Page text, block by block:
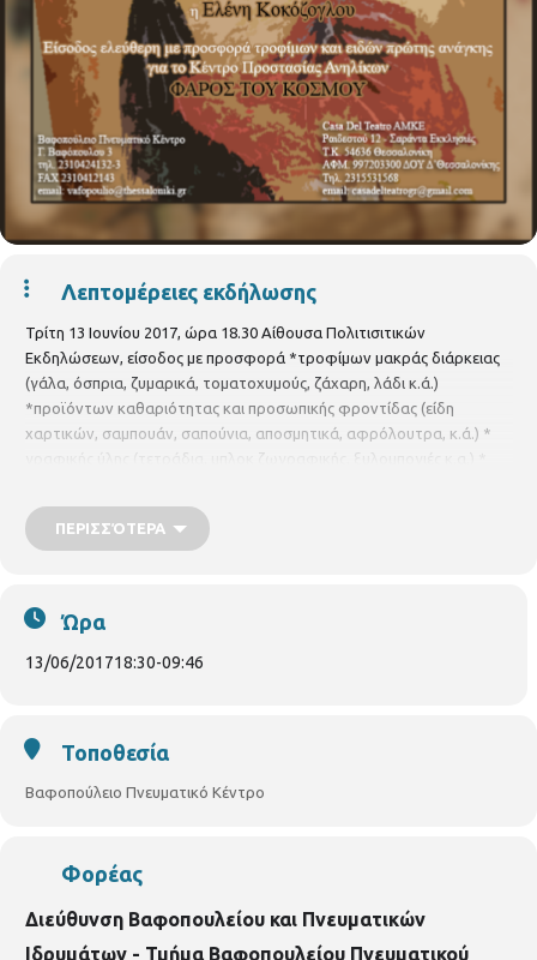
Λεπτομέρειες εκδήλωσης
Τρίτη 13 Ιουνίου 2017, ώρα 18.30 Αίθουσα Πολιτισιτικών
Εκδηλώσεων, είσοδος με προσφορά *τροφίμων μακράς διάρκειας
(γάλα, όσπρια, ζυμαρικά, τοματοχυμούς, ζάχαρη, λάδι κ.ά.)
*προϊόντων καθαριότητας και προσωπικής φροντίδας (είδη
χαρτικών, σαμπουάν, σαπούνια, αποσμητικά, αφρόλουτρα, κ.ά.) *
γραφικής ύλης (τετράδια, μπλοκ ζωγραφικής, ξυλομπογιές κ.α.) *
είναι σε καλή κατάσταση) για την ενίσχυση του ΦΑΡΟΥ ΤΟΥ
ΚΟΣΜΟΥΠΕΡΙΣΣΌΤΕΡΑ
Ώρα
13/06/201718:30-09:46
Τοποθεσία
Βαφοπούλειο Πνευματικό Κέντρο
Φορέας
Διεύθυνση Βαφοπουλείου και Πνευματικών
Ιδρυμάτων - Τμήμα Βαφοπουλείου Πνευματικού